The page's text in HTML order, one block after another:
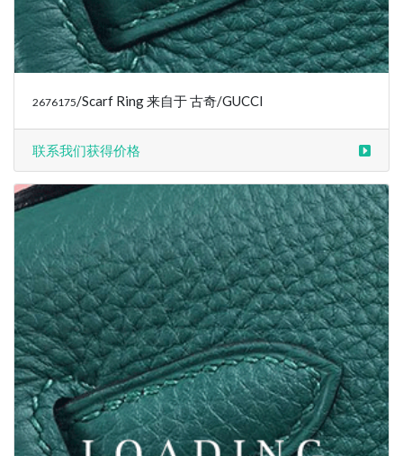
2676175/Scarf Ring 来自于 古奇/GUCCI
联系我们获得价格